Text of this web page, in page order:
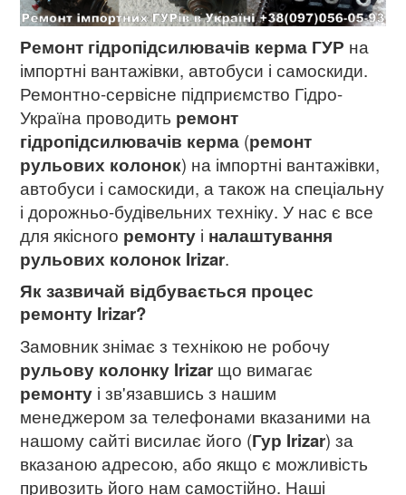
Ремонт гідропідсилювачів керма ГУР на
імпортні вантажівки, автобуси і самоскиди.
Ремонтно-сервісне підприємство Гідро-
Україна проводить ремонт
гідропідсилювачів керма (ремонт
рульових колонок) на імпортні вантажівки,
автобуси і самоскиди, а також на спеціальну
і дорожньо-будівельних техніку. У нас є все
для якісного ремонту і налаштування
рульових колонок Irizar.
Як зазвичай відбувається процес
ремонту Irizar?
Замовник знімає з технікою не робочу
рульову колонку Irizar що вимагає
ремонту і зв'язавшись з нашим
менеджером за телефонами вказаними на
нашому сайті висилає його (Гур Irizar) за
вказаною адресою, або якщо є можливість
привозить його нам самостійно. Наші